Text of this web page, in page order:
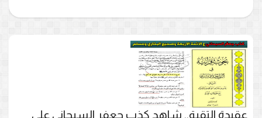
عقيدة التقية.. شاهد كذب جعفر السبحاني على